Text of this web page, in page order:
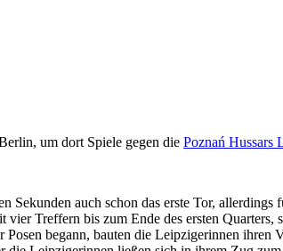
um dort Spiele gegen die Poznań Hussars
auch schon das erste Tor,
Treffern bis zum Ende des ersten
begann, bauten die Leipzigerinnen